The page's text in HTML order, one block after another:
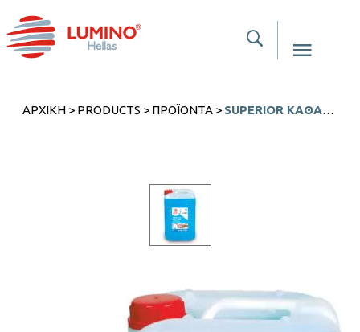
ΑΡΧΙΚΉ> PRODUCTS > ΠΡΟΪΌΝΤΑ> SUPERIOR ΚΑΘΑΡΙΣΤΙΚΌ ΧΕΡΙΏΝ ΜΕ ΓΛΥΚΕΡΊΝΗ